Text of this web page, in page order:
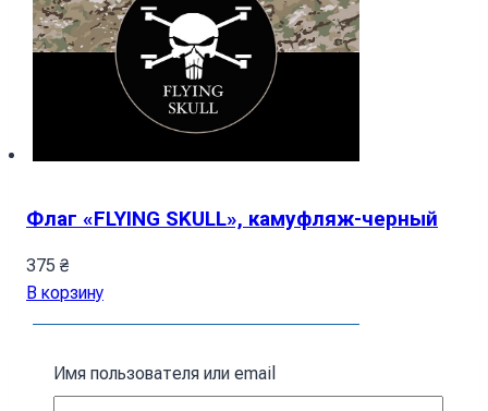
Флаг «FLYING SKULL», камуфляж-черный
375 ₴
В корзину
Имя пользователя или email